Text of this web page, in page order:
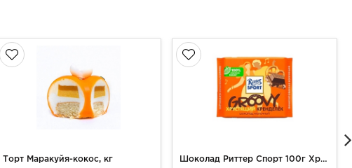
Торт Маракуйя-кокос, кг Шоколад Риттер Спорт 100г Хрустящий кренделек